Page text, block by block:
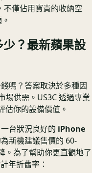
不僅佔用寶貴的收納空
？最新蘋果設
嗎？答案取決於多種因
場供需。US3C 透過專業
估你的設備價值。
台狀況良好的 iPhone
新機建議售價的 60-
。為了幫助你更直觀地了
年折舊率：